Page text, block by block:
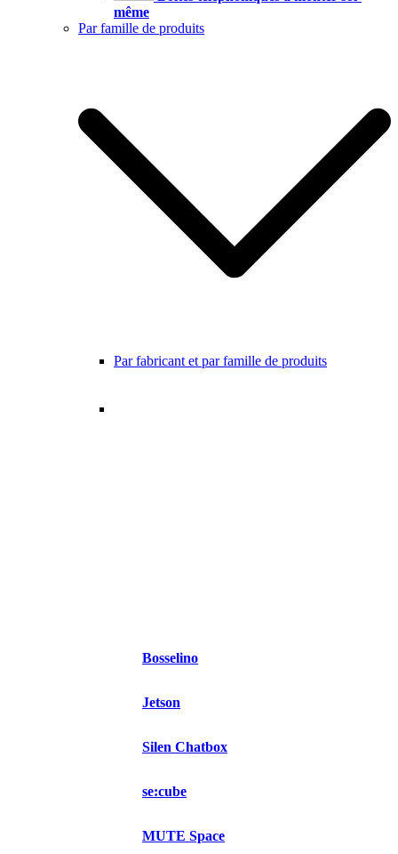
même
Par famille de produits
Par fabricant et par famille de produits
Bosselino
Jetson
Silen Chatbox
se:cube
MUTE Space